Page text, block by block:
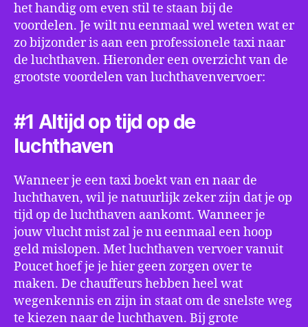
het handig om even stil te staan bij de
voordelen. Je wilt nu eenmaal wel weten wat er
zo bijzonder is aan een professionele taxi naar
de luchthaven. Hieronder een overzicht van de
grootste voordelen van luchthavenvervoer:
#1 Altijd op tijd op de
luchthaven
Wanneer je een taxi boekt van en naar de
luchthaven, wil je natuurlijk zeker zijn dat je op
tijd op de luchthaven aankomt. Wanneer je
jouw vlucht mist zal je nu eenmaal een hoop
geld mislopen. Met luchthaven vervoer vanuit
Poucet hoef je je hier geen zorgen over te
maken. De chauffeurs hebben heel wat
wegenkennis en zijn in staat om de snelste weg
te kiezen naar de luchthaven. Bij grote